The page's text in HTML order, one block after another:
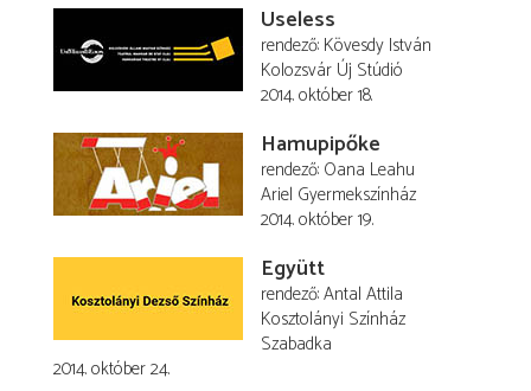
Useless
rendező Kövesdy István
Kolozsvár Új Stúdió
2014. október 18.
Hamupipőke
rendező Oana Leahu
Ariel Gyermekszínház
2014. október 19.
Együtt
rendező Antal Attila
Kosztolányi Színház
Szabadka
2014. október 24.